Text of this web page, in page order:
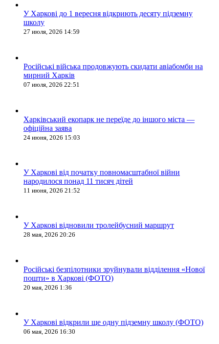
У Харкові до 1 вересня відкриють десяту підземну
школу
27 июля, 2026 14:59
Російські війська продовжують скидати авіабомби на
мирний Харків
07 июля, 2026 22:51
Харківський екопарк не переїде до іншого міста —
офіційна заява
24 июня, 2026 15:03
У Харкові від початку повномасштабної війни
народилося понад 11 тисяч дітей
11 июня, 2026 21:52
У Харкові відновили тролейбусний маршрут
28 мая, 2026 20:26
Російські безпілотники зруйнували відділення «Нової
пошти» в Харкові (ФОТО)
20 мая, 2026 1:36
У Харкові відкрили ще одну підземну школу (ФОТО)
06 мая, 2026 16:30